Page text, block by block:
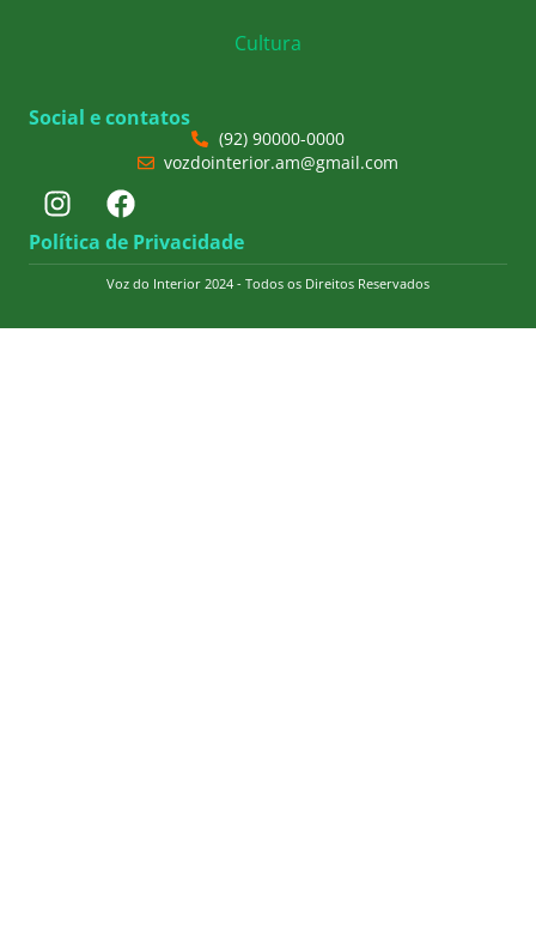
Cultura
Social e contatos
(92) 90000-0000
vozdointerior.am@gmail.com
Política de Privacidade
Voz do Interior 2024 - Todos os Direitos Reservados